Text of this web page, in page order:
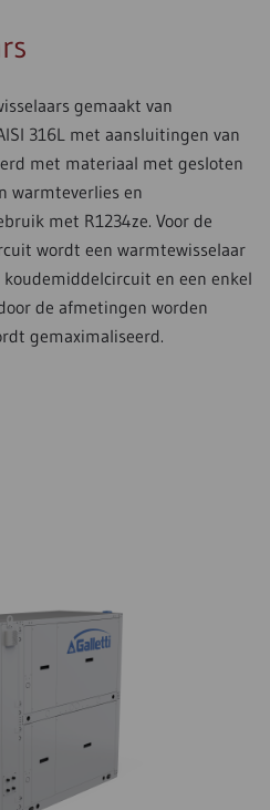
gemaakt van
316L met aansluitingen van
met materiaal met gesloten
warmteverlies en
met R1234ze. Voor de
wordt een warmtewisselaar
en een enkel
de afmetingen worden
gemaximaliseerd.